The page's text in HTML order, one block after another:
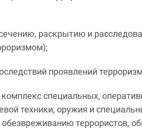
раскрытию и
проявлений
специальных,
техники, оружия и
террористов,